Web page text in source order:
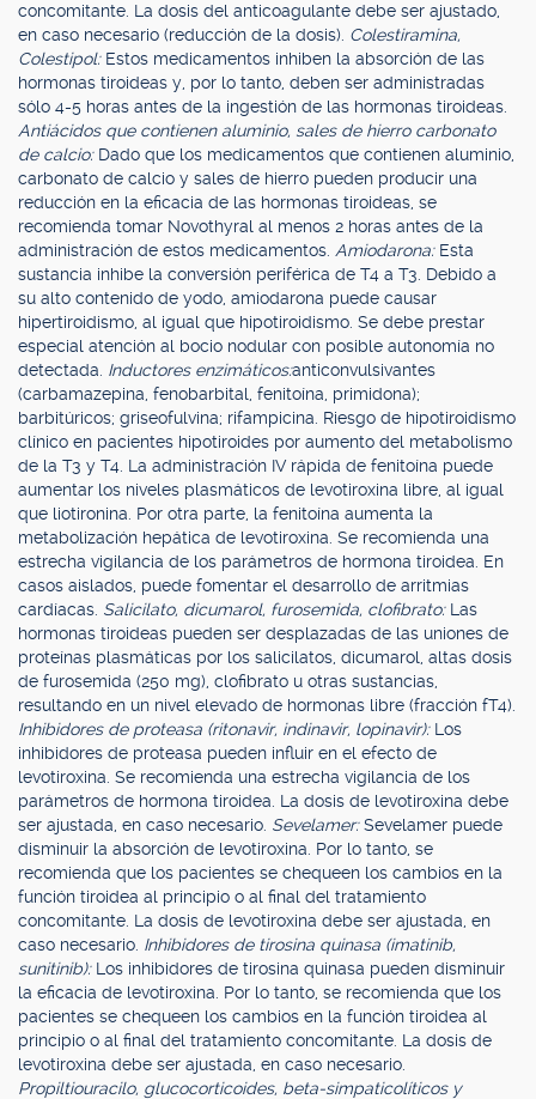
concomitante. La dosis del anticoagulante debe ser ajustado,
en caso necesario (reducción de la dosis). Colestiramina,
Colestipol: Estos medicamentos inhiben la absorción de las
hormonas tiroideas y, por lo tanto, deben ser administradas
sólo 4-5 horas antes de la ingestión de las hormonas tiroideas.
Antiácidos que contienen aluminio, sales de hierro carbonato
de calcio: Dado que los medicamentos que contienen aluminio,
carbonato de calcio y sales de hierro pueden producir una
reducción en la eficacia de las hormonas tiroideas, se
recomienda tomar Novothyral al menos 2 horas antes de la
administración de estos medicamentos. Amiodarona: Esta
sustancia inhibe la conversión periférica de T4 a T3. Debido a
su alto contenido de yodo, amiodarona puede causar
hipertiroidismo, al igual que hipotiroidismo. Se debe prestar
especial atención al bocio nodular con posible autonomía no
detectada. Inductores enzimáticos:anticonvulsivantes
(carbamazepina, fenobarbital, fenitoína, primidona);
barbitúricos; griseofulvina; rifampicina. Riesgo de hipotiroidismo
clínico en pacientes hipotiroides por aumento del metabolismo
de la T3 y T4. La administración IV rápida de fenitoína puede
aumentar los niveles plasmáticos de levotiroxina libre, al igual
que liotironina. Por otra parte, la fenitoína aumenta la
metabolización hepática de levotiroxina. Se recomienda una
estrecha vigilancia de los parámetros de hormona tiroidea. En
casos aislados, puede fomentar el desarrollo de arritmias
cardíacas. Salicilato, dicumarol, furosemida, clofibrato: Las
hormonas tiroideas pueden ser desplazadas de las uniones de
proteínas plasmáticas por los salicilatos, dicumarol, altas dosis
de furosemida (250 mg), clofibrato u otras sustancias,
resultando en un nivel elevado de hormonas libre (fracción fT4).
Inhibidores de proteasa (ritonavir, indinavir, lopinavir): Los
inhibidores de proteasa pueden influir en el efecto de
levotiroxina. Se recomienda una estrecha vigilancia de los
parámetros de hormona tiroidea. La dosis de levotiroxina debe
ser ajustada, en caso necesario. Sevelamer:Sevelamer puede
disminuir la absorción de levotiroxina. Por lo tanto, se
recomienda que los pacientes se chequeen los cambios en la
función tiroidea al principio o al final del tratamiento
concomitante. La dosis de levotiroxina debe ser ajustada, en
caso necesario. Inhibidores de tirosina quinasa (imatinib,
sunitinib): Los inhibidores de tirosina quinasa pueden disminuir
la eficacia de levotiroxina. Por lo tanto, se recomienda que los
pacientes se chequeen los cambios en la función tiroidea al
principio o al final del tratamiento concomitante. La dosis de
levotiroxina debe ser ajustada, en caso necesario.
Propiltiouracilo, glucocorticoides, beta-simpaticolíticos y